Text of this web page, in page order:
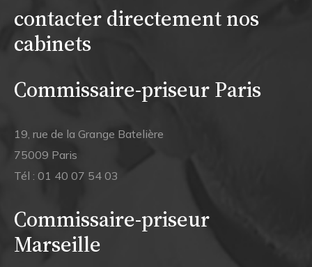
contacter directement nos
cabinets
Commissaire-priseur Paris
19, rue de la Grange Batelière
75009 Paris
Tél : 01 40 07 54 03
Commissaire-priseur
Marseille